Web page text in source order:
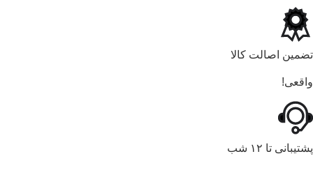
تضمین اصالت کالا
واقعی!
پشتیبانی تا ۱۲ شب